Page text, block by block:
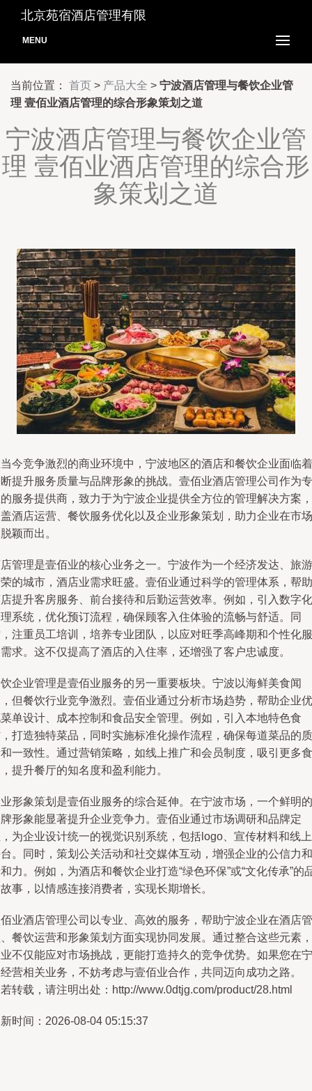
北京苑宿酒店管理有限
MENU
当前位置： 首页 > 产品大全 > 宁波酒店管理与餐饮企业管
理 壹佰业酒店管理的综合形象策划之道
宁波酒店管理与餐饮企业管
理 壹佰业酒店管理的综合形
象策划之道
今竞争激烈的商业环境中，宁波地区的酒店和餐饮企业面临着
提升服务质量与品牌形象的挑战。壹佰业酒店管理公司作为专
服务提供商，致力于为宁波企业提供全方位的管理解决方案，
酒店运营、餐饮服务优化以及企业形象策划，助力企业在市场
颖而出。
管理是壹佰业的核心业务之一。宁波作为一个经济发达、旅游
的城市，酒店业需求旺盛。壹佰业通过科学的管理体系，帮助
提升客房服务、前台接待和后勤运营效率。例如，引入数字化
系统，优化预订流程，确保顾客入住体验的流畅与舒适。同
注重员工培训，培养专业团队，以应对旺季高峰期和个性化服
求。这不仅提高了酒店的入住率，还增强了客户忠诚度。
企业管理是壹佰业服务的另一重要板块。宁波以海鲜美食闻
但餐饮行业竞争激烈。壹佰业通过分析市场趋势，帮助企业优
单设计、成本控制和食品安全管理。例如，引入本地特色食
打造独特菜品，同时实施标准化操作流程，确保每道菜品的质
一致性。通过营销策略，如线上推广和会员制度，吸引更多食
提升餐厅的知名度和盈利能力。
形象策划是壹佰业服务的综合延伸。在宁波市场，一个鲜明的
形象能显著提升企业竞争力。壹佰业通过市场调研和品牌定
为企业设计统一的视觉识别系统，包括logo、宣传材料和线上
。同时，策划公关活动和社交媒体互动，增强企业的公信力和
力。例如，为酒店和餐饮企业打造“绿色环保”或“文化传承”的
事，以情感连接消费者，实现长期增长。
业酒店管理公司以专业、高效的服务，帮助宁波企业在酒店管
餐饮运营和形象策划方面实现协同发展。通过整合这些元素，
不仅能应对市场挑战，更能打造持久的竞争优势。如果您在宁
营相关业务，不妨考虑与壹佰业合作，共同迈向成功之路。
转载，请注明出处：http://www.0dtjg.com/product/28.html
时间：2026-08-04 05:15:37